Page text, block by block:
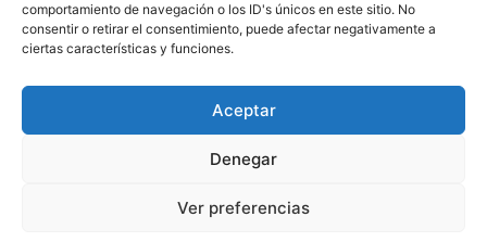
comportamiento de navegación o los ID's únicos en este sitio. No
consentir o retirar el consentimiento, puede afectar negativamente a
ciertas características y funciones.
Aceptar
Denegar
Ver preferencias
Calle Pinar, 5, 28006 Madrid
+34 91 745 58 38
Paginas legales
Politicas de privacidad